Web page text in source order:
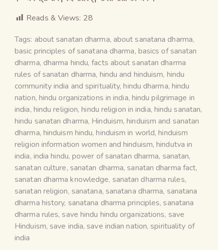
Reads & Views: 28
Tags: about sanatan dharma, about sanatana dharma,
basic principles of sanatana dharma, basics of sanatan
dharma, dharma hindu,facts about sanatan dharma
rules of sanatan dharma, hindu and hinduism, hindu
community india and spirituality,hindu dharma, hindu
nation, hindu organizations in india, hindu pilgrimage in
india, hindu religion,hindu religion in india, hindu sanatan,
hindu sanatan dharma, Hinduism,hinduism and sanatan
dharma, hinduism hindu,hinduism in world,hinduism
religion information women and hinduism,hindutva in
india, india hindu,power of sanatan dharma, sanatan,
sanatan culture, sanatan dharma, sanatan dharma fact,
sanatan dharma knowledge, sanatan dharma rules,
sanatan religion, sanatana, sanatana dharma, sanatana
dharma history, sanatana dharma principles, sanatana
dharma rules, save hindu hindu organizations, save
Hinduism, save india, save indian nation, spirituality of
india